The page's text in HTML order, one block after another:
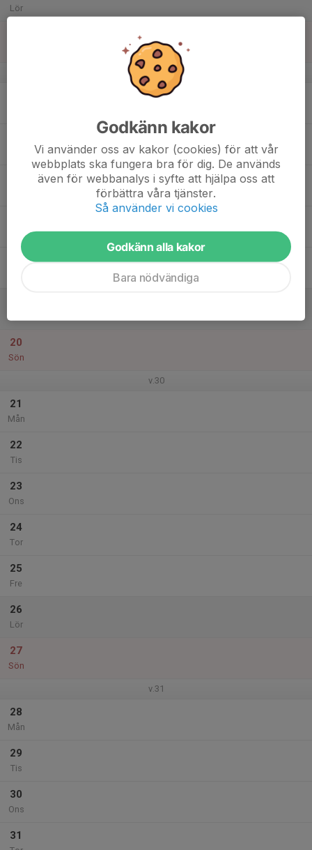
Lör
v.29
20
Sön
v.30
21
Mån
22
Tis
23
Ons
24
Tor
25
Fre
26
Lör
27
Sön
v.31
28
Mån
29
Tis
30
Ons
31
Godkänn kakor
Vi använder oss av kakor (cookies) för att vår
webbplats ska fungera bra för dig. De används
även för webbanalys i syfte att hjälpa oss att
förbättra våra tjänster.
Så använder vi cookies
Godkänn alla kakor
Bara nödvändiga